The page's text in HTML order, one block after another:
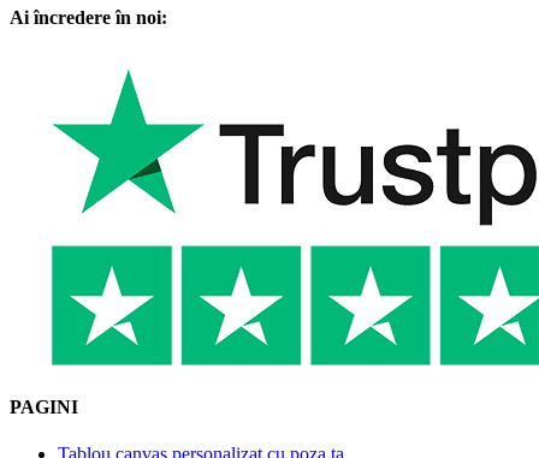
Ai încredere în noi:
PAGINI
Tablou canvas personalizat cu poza ta